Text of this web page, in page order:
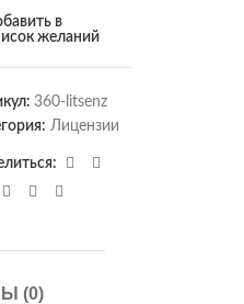
в
желаний
360-litsenz
Лицензии
(0)